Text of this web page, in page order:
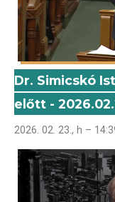
Dr. Simicskó
előtt -
2026. 02. 23., h –